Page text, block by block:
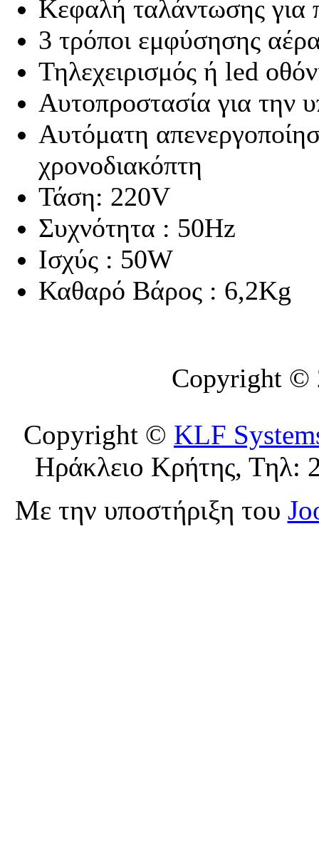
Κεφαλή ταλάντωσης
3 τρόποι εμφύσησης
Τηλεχειρισμός ή led
Αυτοπροστασία για την
Αυτόματη
χρονοδιακόπτη
Τάση: 220V
Συχνότητα : 50Hz
Ισχύς : 50W
Καθαρό Βάρος : 6,2Kg
Copyright ©
Copyright © KLF
Ηράκλειο Κρήτης, Τηλ:
Με την υποστήριξη του